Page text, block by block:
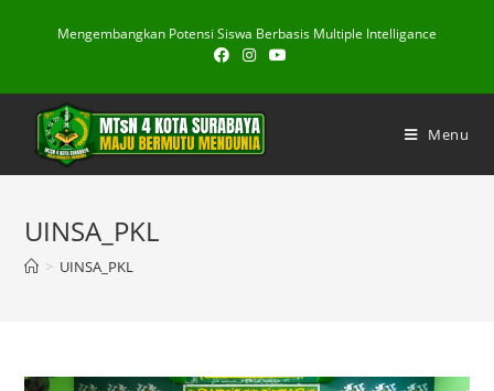
Mengembangkan Potensi Siswa Berbasis Multiple Intelligance
Menu
UINSA_PKL
> UINSA_PKL